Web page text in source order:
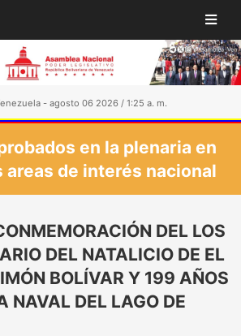
- agosto 06 2026 / 1:25 a. m.
en la plenaria en
areas de interés nacional
DEL LOS
DEL NATALICIO DE EL
BOLÍVAR Y 199 AÑOS
NAVAL DEL LAGO DE